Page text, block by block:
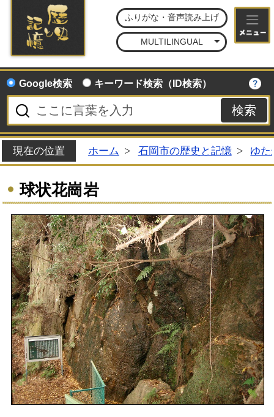
石
ふりがな・音声読み上げ
MULTILINGUAL
Google検索 キーワード検索（ID検索）
現在の位置 ホーム 石岡市の歴史と記憶 ゆた
球状花崗岩